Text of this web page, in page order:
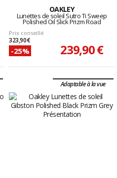
OAKLEY
Lunettes de soleil Sutro Ti Sweep
Polished Oil Slick Prizm Road
Prix conseillé
323,90 €
-25% 239,90 €
Adaptable à la vue